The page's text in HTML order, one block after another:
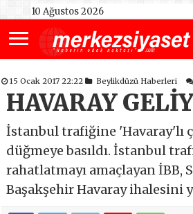
10 Ağustos 2026
15 Ocak 2017 22:22 Beylikdüzü Haberleri
HAVARAY
İstanbul trafiğine 'Havaray'lı
düğmeye basıldı. İstanbul
rahatlatmayı amaçlayan İBB,
Başakşehir Havaray ihalesini